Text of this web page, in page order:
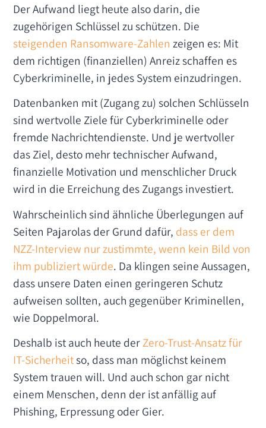
Der Aufwand liegt heute also darin, die
zugehörigen Schlüssel zu schützen. Die
steigenden Ransomware-Zahlen zeigen es: Mit
dem richtigen (finanziellen) Anreiz schaffen es
Cyberkriminelle, in jedes System einzudringen.
Datenbanken mit (Zugang zu) solchen Schlüsseln
sind wertvolle Ziele für Cyberkriminelle oder
fremde Nachrichtendienste. Und je wertvoller
das Ziel, desto mehr technischer Aufwand,
finanzielle Motivation und menschlicher Druck
wird in die Erreichung des Zugangs investiert.
Wahrscheinlich sind ähnliche Überlegungen auf
Seiten Pajarolas der Grund dafür, dass er dem
NZZ-Interview nur zustimmte, wenn kein Bild von
ihm publiziert würde. Da klingen seine Aussagen,
dass unsere Daten einen geringeren Schutz
aufweisen sollten, auch gegenüber Kriminellen,
wie Doppelmoral.
Deshalb ist auch heute derZero-Trust-Ansatz für
IT-Sicherheitso, dass man möglichst keinem
System trauen will. Und auch schon gar nicht
einem Menschen, denn der ist anfällig auf
Phishing, Erpressung oder Gier.